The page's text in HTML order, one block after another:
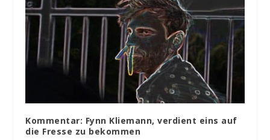
Kommentar: Fynn Kliemann, verdient eins auf
die Fresse zu bekommen